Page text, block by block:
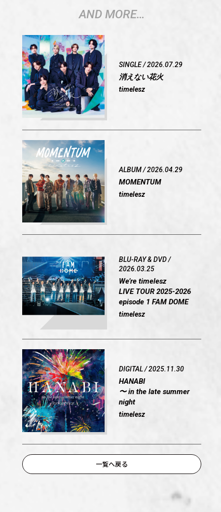
AND MORE…
SINGLE / 2026.07.29
消えない花火
timelesz
ALBUM / 2026.04.29
MOMENTUM
timelesz
BLU-RAY & DVD /
2026.03.25
We’re timelesz
LIVE TOUR 2025-2026
episode 1 FAM DOME
timelesz
DIGITAL / 2025.11.30
HANABI
〜 in the late summer
night
timelesz
一覧へ戻る